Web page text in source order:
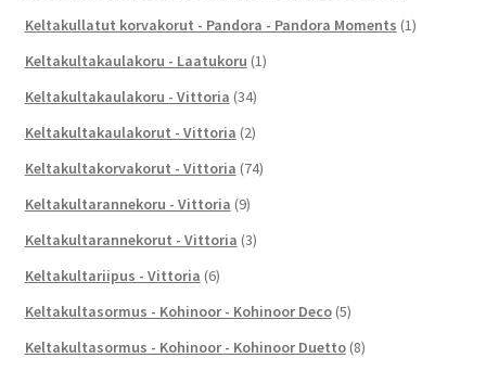
Keltakullatut korvakorut - Pandora - Pandora Moments (1)
Keltakultakaulakoru - Laatukoru (1)
Keltakultakaulakoru - Vittoria (34)
Keltakultakaulakorut - Vittoria (2)
Keltakultakorvakorut - Vittoria (74)
Keltakultarannekoru - Vittoria (9)
Keltakultarannekorut - Vittoria (3)
Keltakultariipus - Vittoria (6)
Keltakultasormus - Kohinoor - Kohinoor Deco (5)
Keltakultasormus - Kohinoor - Kohinoor Duetto (8)